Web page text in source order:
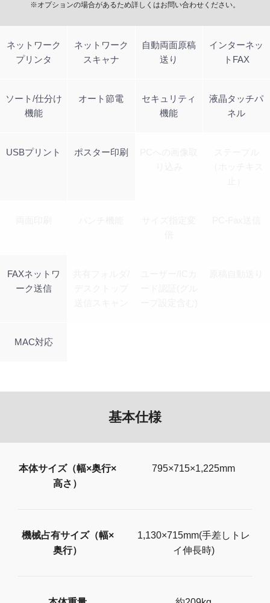
※オプションの場合があるため詳しくはお問い合わせください。
ネットワーク
プリンタ
ネットワーク
スキャナ
自動両面原稿
送り
インターネッ
トFAX
ソート/仕分け
機能
オート節電
セキュリティ
機能
液晶タッチパ
ネル
USBプリント ポスター印刷
FAXネットワ
ーク送信
MAC対応
基本仕様
本体サイズ（幅×奥行×
高さ）
795×715×1,225mm
機械占有サイズ（幅×
奥行）
1,130×715mm(手差しトレ
イ伸長時)